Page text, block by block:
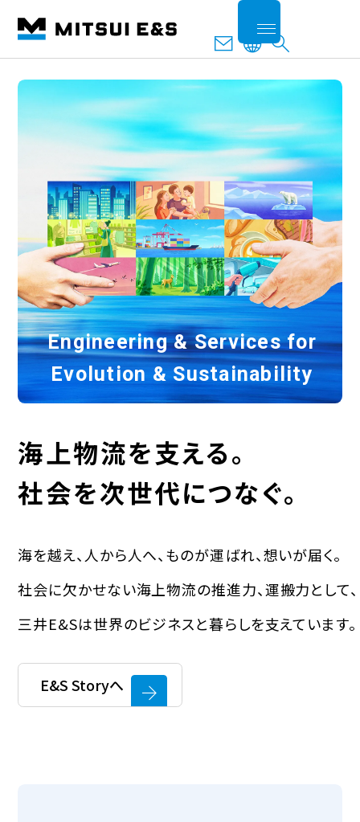
Engineering & Services for
Evolution & Sustainability
海上物流を支える。
社会を次世代につなぐ。
海を越え、⼈から⼈へ、ものが運ばれ、想いが届く。
社会に⽋かせない海上物流の推進⼒、運搬⼒として、
三井E&Sは世界のビジネスと暮らしを⽀えています。
E&S Storyへ